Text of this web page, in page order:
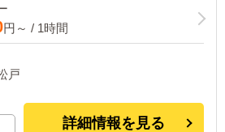
円～ / 1時間
戸
詳細情報を見る